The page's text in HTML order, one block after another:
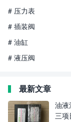
# 压力表
# 插装阀
# 油缸
# 液压阀
最新文章
油液
三